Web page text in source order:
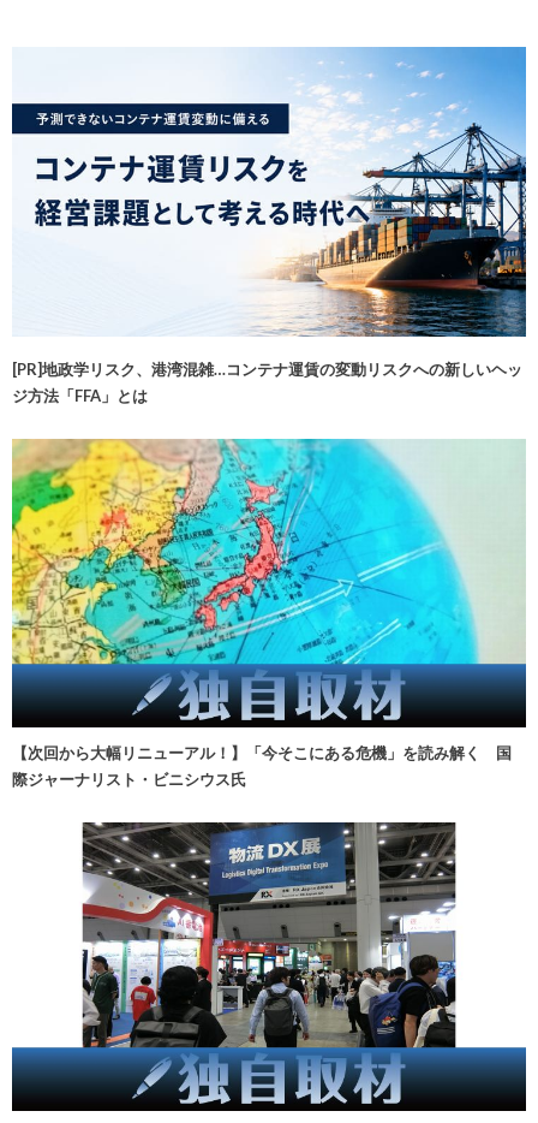
[PR]地政学リスク、港湾混雑…コンテナ運賃の変動リスクへの新しいヘッ
ジ方法「FFA」とは
【次回から大幅リニューアル！】「今そこにある危機」を読み解く 国
際ジャーナリスト・ビニシウス氏